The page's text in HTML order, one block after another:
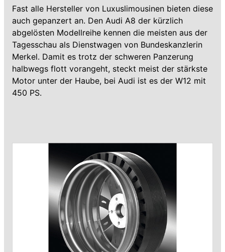
Fast alle Hersteller von Luxuslimousinen bieten diese
auch gepanzert an. Den Audi A8 der kürzlich
abgelösten Modellreihe kennen die meisten aus der
Tagesschau als Dienstwagen von Bundeskanzlerin
Merkel. Damit es trotz der schweren Panzerung
halbwegs flott vorangeht, steckt meist der stärkste
Motor unter der Haube, bei Audi ist es der W12 mit
450 PS.